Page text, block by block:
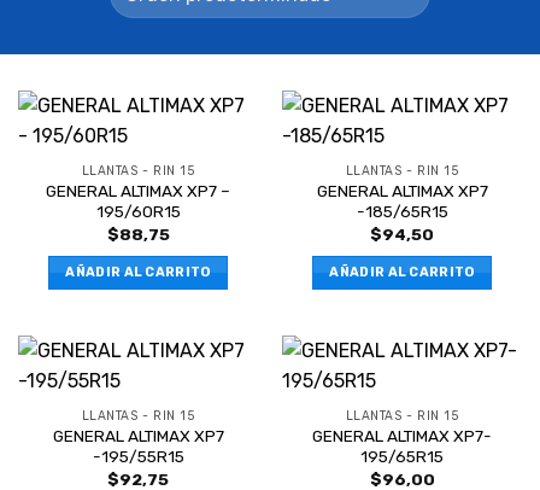
LLANTAS - RIN 15
GENERAL ALTIMAX XP7 –
195/60R15
$88,75
AÑADIR AL CARRITO
LLANTAS - RIN 15
GENERAL ALTIMAX XP7
-185/65R15
$94,50
AÑADIR AL CARRITO
LLANTAS - RIN 15
GENERAL ALTIMAX XP7
-195/55R15
$92,75
LLANTAS - RIN 15
GENERAL ALTIMAX XP7-
195/65R15
$96,00